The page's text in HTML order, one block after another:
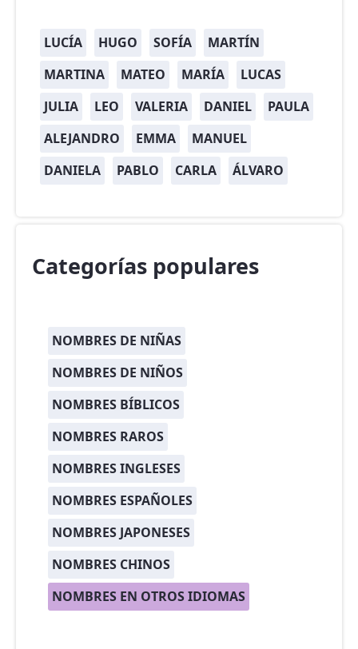
LUCÍA HUGO SOFÍA
MARTÍN
MARTINA
MATEO MARÍA
LUCAS
JULIA
LEO VALERIA DANIEL
PAULA
ALEJANDRO
EMMA
MANUEL
DANIELA
PABLO CARLA ÁLVARO
Categorías populares
NOMBRES DE NIÑAS
NOMBRES DE NIÑOS
NOMBRES BÍBLICOS
NOMBRES RAROS
NOMBRES INGLESES
NOMBRES ESPAÑOLES
NOMBRES JAPONESES
NOMBRES CHINOS
NOMBRES EN OTROS IDIOMAS